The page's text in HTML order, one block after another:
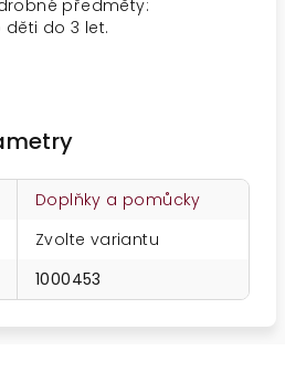
předměty:
do 3 let.
Doplňky a pomůcky
Zvolte variantu
1000453